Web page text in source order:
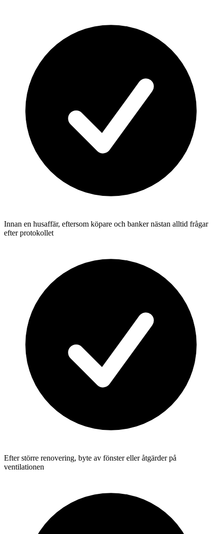
Innan en husaffär, eftersom köpare och banker nästan alltid frågar
efter protokollet
Efter större renovering, byte av fönster eller åtgärder på
ventilationen